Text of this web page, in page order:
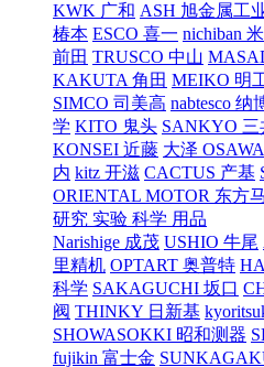
KWK 广和 ASH 旭金属工
椿本 ESCO 喜一 nichiban
前田 TRUSCO 中山
KAKUTA 角田 MEIKO 明
SIMCO 司美高 nabtesco 纳
学 KITO 鬼头 SANKYO 三
KONSEI 近藤 大泽 OSAWA
内 kitz 开滋 CACTUS 产基
ORIENTAL MOTOR 东方
研究 实验 科学 用品
Narishige 成茂 USHIO 牛尾
里精机 OPTART 奥普特
科学 SAKAGUCHI 坂口
阀 THINKY 日新基
SHOWASOKKI 昭和测器
fujikin 富士金